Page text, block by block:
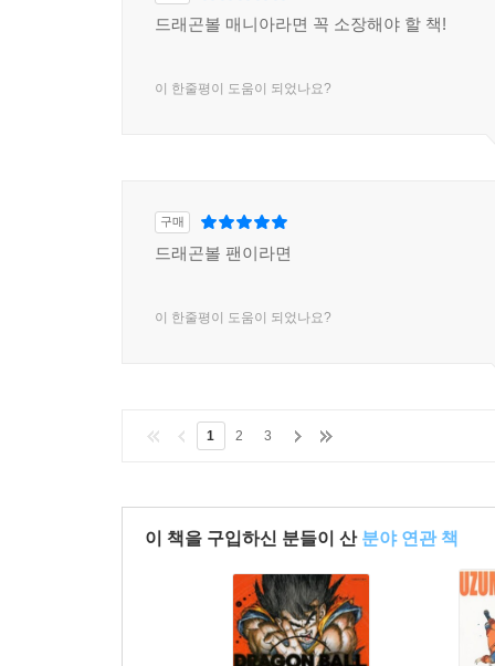
드래곤볼 매니아라면 꼭 소장해야 할 책!
이 한줄평이 도움이 되었나요?
구매
드래곤볼 팬이라면
이 한줄평이 도움이 되었나요?
1 2 3
이 책을 구입하신 분들이 산 분야 연관 책